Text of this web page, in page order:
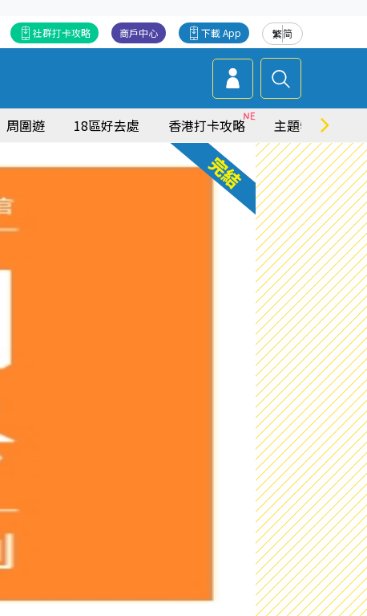
繁简
下載 App
商戶中心
社群打卡攻略
周圍遊 18區好去處 香港打卡攻略 主題特集